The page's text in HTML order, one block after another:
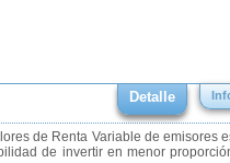
Detalle
de Renta Variable de emisores
de invertir en menor